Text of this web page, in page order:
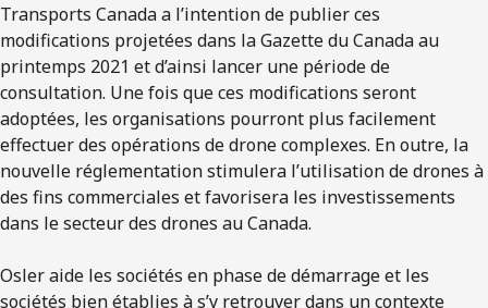
Transports Canada a l’intention de publier ces
modifications projetées dans la Gazette du Canada au
printemps 2021 et d’ainsi lancer une période de
consultation. Une fois que ces modifications seront
adoptées, les organisations pourront plus facilement
effectuer des opérations de drone complexes. En outre, la
nouvelle réglementation stimulera l’utilisation de drones à
des fins commerciales et favorisera les investissements
dans le secteur des drones au Canada.
Osler aide les sociétés en phase de démarrage et les
sociétés bien établies à s’y retrouver dans un contexte